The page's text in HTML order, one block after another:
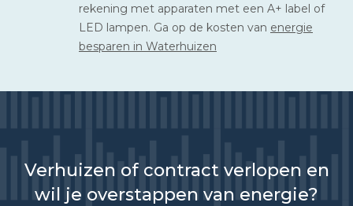
rekening met apparaten met een A+ label of
LED lampen. Ga op de kosten van energie
besparen in Waterhuizen
Verhuizen of contract verlopen en
wil je overstappen van energie?